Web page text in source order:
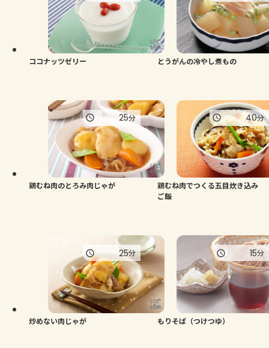
ココナッツゼリー とうがんの冷やし煮もの
鶏むね肉のとろみ肉じゃが
25分
鶏むね肉でつくる五目炊き込み
ご飯
40分
炒めない肉じゃが
25分
もりそば（つけつゆ）
15分